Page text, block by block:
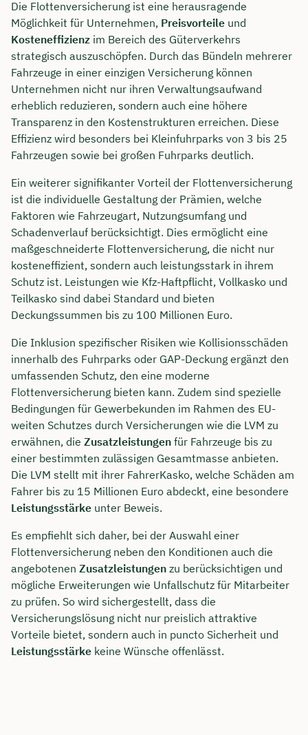
Die Flottenversicherung ist eine herausragende
Möglichkeit für Unternehmen, Preisvorteile und
Kosteneffizienz im Bereich des Güterverkehrs
strategisch auszuschöpfen. Durch das Bündeln mehrerer
Fahrzeuge in einer einzigen Versicherung können
Unternehmen nicht nur ihren Verwaltungsaufwand
erheblich reduzieren, sondern auch eine höhere
Transparenz in den Kostenstrukturen erreichen. Diese
Effizienz wird besonders bei Kleinfuhrparks von 3 bis 25
Fahrzeugen sowie bei großen Fuhrparks deutlich.
Ein weiterer signifikanter Vorteil der Flottenversicherung
ist die individuelle Gestaltung der Prämien, welche
Faktoren wie Fahrzeugart, Nutzungsumfang und
Schadenverlauf berücksichtigt. Dies ermöglicht eine
maßgeschneiderte Flottenversicherung, die nicht nur
kosteneffizient, sondern auch leistungsstark in ihrem
Schutz ist. Leistungen wie Kfz-Haftpflicht, Vollkasko und
Teilkasko sind dabei Standard und bieten
Deckungssummen bis zu 100 Millionen Euro.
Die Inklusion spezifischer Risiken wie Kollisionsschäden
innerhalb des Fuhrparks oder GAP-Deckung ergänzt den
umfassenden Schutz, den eine moderne
Flottenversicherung bieten kann. Zudem sind spezielle
Bedingungen für Gewerbekunden im Rahmen des EU-
weiten Schutzes durch Versicherungen wie die LVM zu
erwähnen, die Zusatzleistungen für Fahrzeuge bis zu
einer bestimmten zulässigen Gesamtmasse anbieten.
Die LVM stellt mit ihrer FahrerKasko, welche Schäden am
Fahrer bis zu 15 Millionen Euro abdeckt, eine besondere
Leistungsstärke unter Beweis.
Es empfiehlt sich daher, bei der Auswahl einer
Flottenversicherung neben den Konditionen auch die
angebotenen Zusatzleistungen zu berücksichtigen und
mögliche Erweiterungen wie Unfallschutz für Mitarbeiter
zu prüfen. So wird sichergestellt, dass die
Versicherungslösung nicht nur preislich attraktive
Vorteile bietet, sondern auch in puncto Sicherheit und
Leistungsstärke keine Wünsche offenlässt.
Dauer: ca. 30 Minuten
Kostenfrei & unverbindlich
🗓️ Wählen Sie jetzt Ihren Wunschtermin:
Meeting buchen